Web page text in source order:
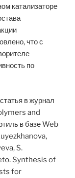
катализаторе
что с
по
в журнал
and
в базе Web
S.
Synthesis of
for